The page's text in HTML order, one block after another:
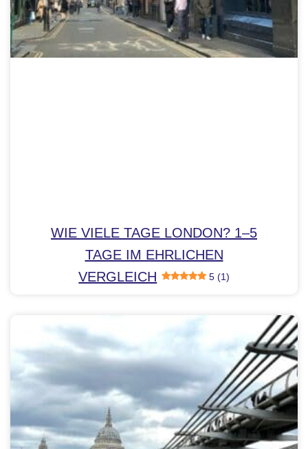
WIE VIELE TAGE LONDON? 1–5
TAGE IM EHRLICHEN
VERGLEICH
5 (1)